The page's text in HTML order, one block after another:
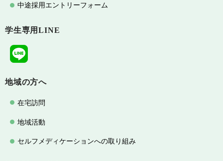
中途採用エントリーフォーム
学生専用LINE
地域の方へ
在宅訪問
地域活動
セルフメディケーションへの取り組み